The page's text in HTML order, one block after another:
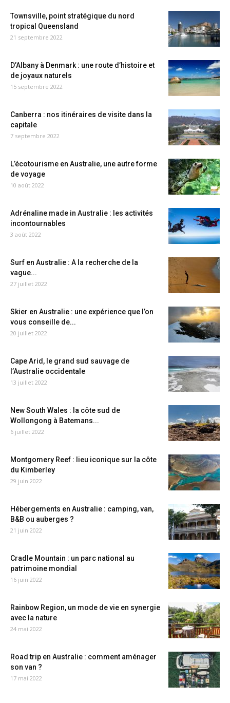
Townsville, point stratégique du nord
tropical Queensland
21 septembre 2022
D’Albany à Denmark : une route d’histoire et
de joyaux naturels
15 septembre 2022
Canberra : nos itinéraires de visite dans la
capitale
7 septembre 2022
L’écotourisme en Australie, une autre forme
de voyage
10 août 2022
Adrénaline made in Australie : les activités
incontournables
3 août 2022
Surf en Australie : A la recherche de la
vague...
27 juillet 2022
Skier en Australie : une expérience que l’on
vous conseille de...
20 juillet 2022
Cape Arid, le grand sud sauvage de
l’Australie occidentale
13 juillet 2022
New South Wales : la côte sud de
Wollongong à Batemans...
6 juillet 2022
Montgomery Reef : lieu iconique sur la côte
du Kimberley
29 juin 2022
Hébergements en Australie : camping, van,
B&B ou auberges ?
21 juin 2022
Cradle Mountain : un parc national au
patrimoine mondial
16 juin 2022
Rainbow Region, un mode de vie en synergie
avec la nature
24 mai 2022
Road trip en Australie : comment aménager
son van ?
17 mai 2022